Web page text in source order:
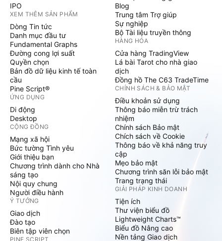
IPO
XEM THÊM SẢN PHẨM
Dòng Tin tức
Danh mục đầu tư
Fundamental Graphs
Đường cong lợi suất
Quyền chọn
Bản đồ dữ liệu kinh tế toàn
cầu
Pine Script®
ỨNG DỤNG
Di động
Desktop
CỘNG ĐỒNG
Mạng xã hội
Bức tường Tình yêu
Giới thiệu bạn
Chương trình dành cho Nhà
sáng tạo
Nội quy chung
Người điều hành
Ý TƯỞNG
Giao dịch
Đào tạo
Biên tập viên chọn
PINE SCRIPT
Blog
Trung tâm Trợ giúp
Sự nghiệp
Bộ Tài liệu truyền thông
HÀNG HÓA
Cửa hàng TradingView
Lá bài Tarot cho nhà giao
dịch
Đồng hồ The C63 TradeTime
CHÍNH SÁCH & BẢO MẬT
Điều khoản sử dụng
Thông báo miễn trừ trách
nhiệm
Chính sách Bảo mật
Chích sách về Cookie
Thông báo về khả năng truy
cập
Mẹo bảo mật
Chương trình săn lỗi bảo mật
Trang trạng thái
GIẢI PHÁP KINH DOANH
Tiện ích
Thư viện biểu đồ
Lightweight Charts™
Biểu đồ Nâng cao
Nền tảng Giao dịch